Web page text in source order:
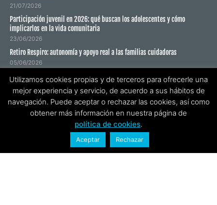
21/07/2026
Participación juvenil en 2026: qué buscan los adolescentes y cómo
implicarlos en la vida comunitaria
23/06/2026
Retiro Respiro: autonomía y apoyo real a las familias cuidadoras
05/06/2026
Todo lo que aprende la infancia en un campamento de verano (aunque no
aparezca en el programa)
18/05/2026
SUSCRÍBETE A NUESTRO NEWSLETTER
Utilizamos cookies propias y de terceros para ofrecerle una
mejor experiencia y servicio, de acuerdo a sus hábitos de
navegación. Puede aceptar o rechazar las cookies, así como
obtener más información en nuestra página de
política de cookies.
Aceptar Rechazar